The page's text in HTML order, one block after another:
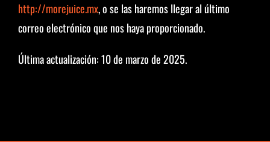
http://morejuice.mx, o se las haremos llegar al último
correo electrónico que nos haya proporcionado.
Última actualización: 10 de marzo de 2025.